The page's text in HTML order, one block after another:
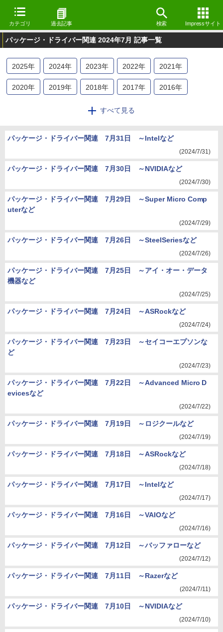
カテゴリ 過去記事 検索 Impressサイト
パッケージ・ドライバー関連 2024年7月 記事一覧
2025年 2024年 2023年 2022年 2021年
2020年 2019年 2018年 2017年 2016年
2013年 2012
すべて見る
パッケージ・ドライバー関連 7月31日 ～Intelなど
(2024/7/31)
パッケージ・ドライバー関連 7月30日 ～NVIDIAなど
(2024/7/30)
パッケージ・ドライバー関連 7月29日 ～Super Micro Comp
uterなど
(2024/7/29)
パッケージ・ドライバー関連 7月26日 ～SteelSeriesなど
(2024/7/26)
パッケージ・ドライバー関連 7月25日 ～アイ・オー・データ
機器など
(2024/7/25)
パッケージ・ドライバー関連 7月24日 ～ASRockなど
(2024/7/24)
パッケージ・ドライバー関連 7月23日 ～セイコーエプソンな
ど
(2024/7/23)
パッケージ・ドライバー関連 7月22日 ～Advanced Micro D
evicesなど
(2024/7/22)
パッケージ・ドライバー関連 7月19日 ～ロジクールなど
(2024/7/19)
パッケージ・ドライバー関連 7月18日 ～ASRockなど
(2024/7/18)
パッケージ・ドライバー関連 7月17日 ～Intelなど
(2024/7/17)
パッケージ・ドライバー関連 7月16日 ～VAIOなど
(2024/7/16)
パッケージ・ドライバー関連 7月12日 ～バッファローなど
(2024/7/12)
パッケージ・ドライバー関連 7月11日 ～Razerなど
(2024/7/11)
パッケージ・ドライバー関連 7月10日 ～NVIDIAなど
(2024/7/10)